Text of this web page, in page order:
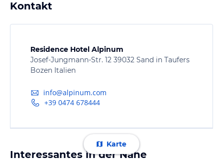
Kontakt
Residence Hotel Alpinum
Josef-Jungmann-Str. 12 39032 Sand in Taufers
Bozen Italien
info@alpinum.com
+39 0474 678444
Karte
Interessantes in der Nähe